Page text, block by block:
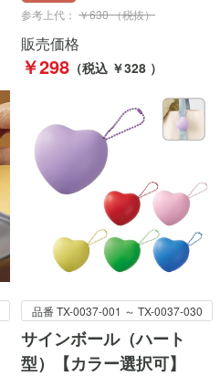
参考上代： ￥630 （税抜）
販売価格
￥298 （税込 ￥328 ）
品番 TX-0037-001 ～ TX-0037-030
サインボール（ハート
型）【カラー選択可】